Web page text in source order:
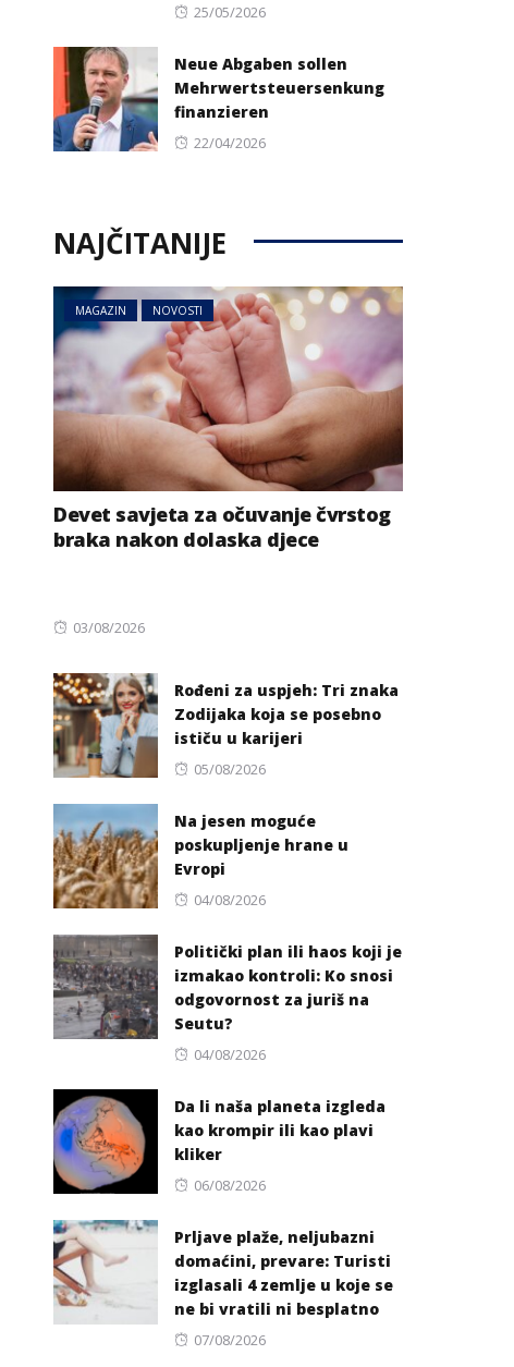
Posted
25/05/2026
Neue Abgaben sollen
Mehrwertsteuersenkung
finanzieren
Posted
22/04/2026
NAJČITANIJE
MAGAZIN NOVOSTI
Devet savjeta za očuvanje čvrstog
braka nakon dolaska djece
Posted
03/08/2026
Rođeni za uspjeh: Tri znaka
Zodijaka koja se posebno
ističu u karijeri
Posted
05/08/2026
Na jesen moguće
poskupljenje hrane u
Evropi
Posted
04/08/2026
Politički plan ili haos koji je
izmakao kontroli: Ko snosi
odgovornost za juriš na
Seutu?
Posted
04/08/2026
Da li naša planeta izgleda
kao krompir ili kao plavi
kliker
Posted
06/08/2026
Prljave plaže, neljubazni
domaćini, prevare: Turisti
izglasali 4 zemlje u koje se
ne bi vratili ni besplatno
Posted
07/08/2026